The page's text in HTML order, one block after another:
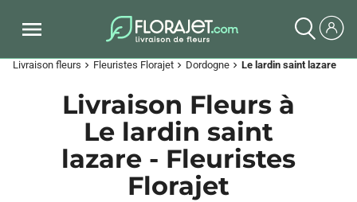
Livraison fleurs chevron_right Fleuristes Florajet chevron_right Dordogne chevron_right Le lardin saint lazare
Livraison Fleurs à
Le lardin saint
lazare - Fleuristes
Florajet